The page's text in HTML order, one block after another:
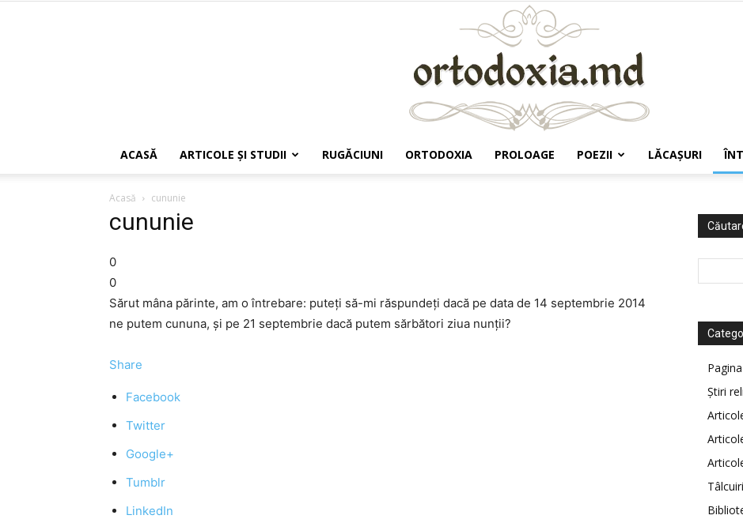
ACASĂ ARTICOLE ŞI STUDII RUGĂCIUNI ORTODOXIA PROLOAGE POEZII LĂCAŞURI
Acasă cununie
cununie
0
0
Sărut mâna părinte, am o întrebare: puteți să-mi răspundeți dacă pe data de 14 septembrie 2014
ne putem cununa, și pe 21 septembrie dacă putem sărbători ziua nunții?
Share
Facebook
Twitter
Google+
Tumblr
LinkedIn
Știri
Tâlcuiri